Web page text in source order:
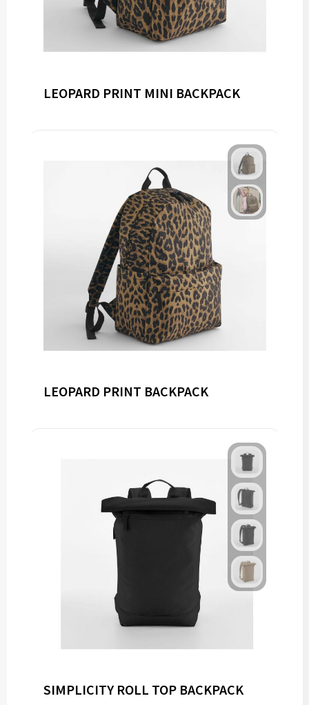
LEOPARD PRINT MINI BACKPACK
LEOPARD PRINT BACKPACK
SIMPLICITY ROLL TOP BACKPACK